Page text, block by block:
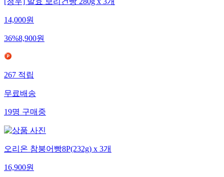
[청우] 발효 보리건빵 280g x 3개
14,000원
36%8,900원
267적립
무료배송
19명구매중
오리온 참붕어빵8P(232g) x 3개
16,900원